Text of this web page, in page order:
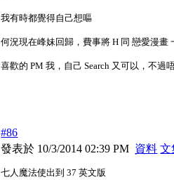
我有時都覺得自己想嘔
何況現在峰妹回歸，費事將 H 同 戀愛漫畫
喜歡的 PM 我，自己 Search 又可以，不
#86
發表於 10/3/2014 02:39 PM 資料 文
七人魔法使出到 37 英文版